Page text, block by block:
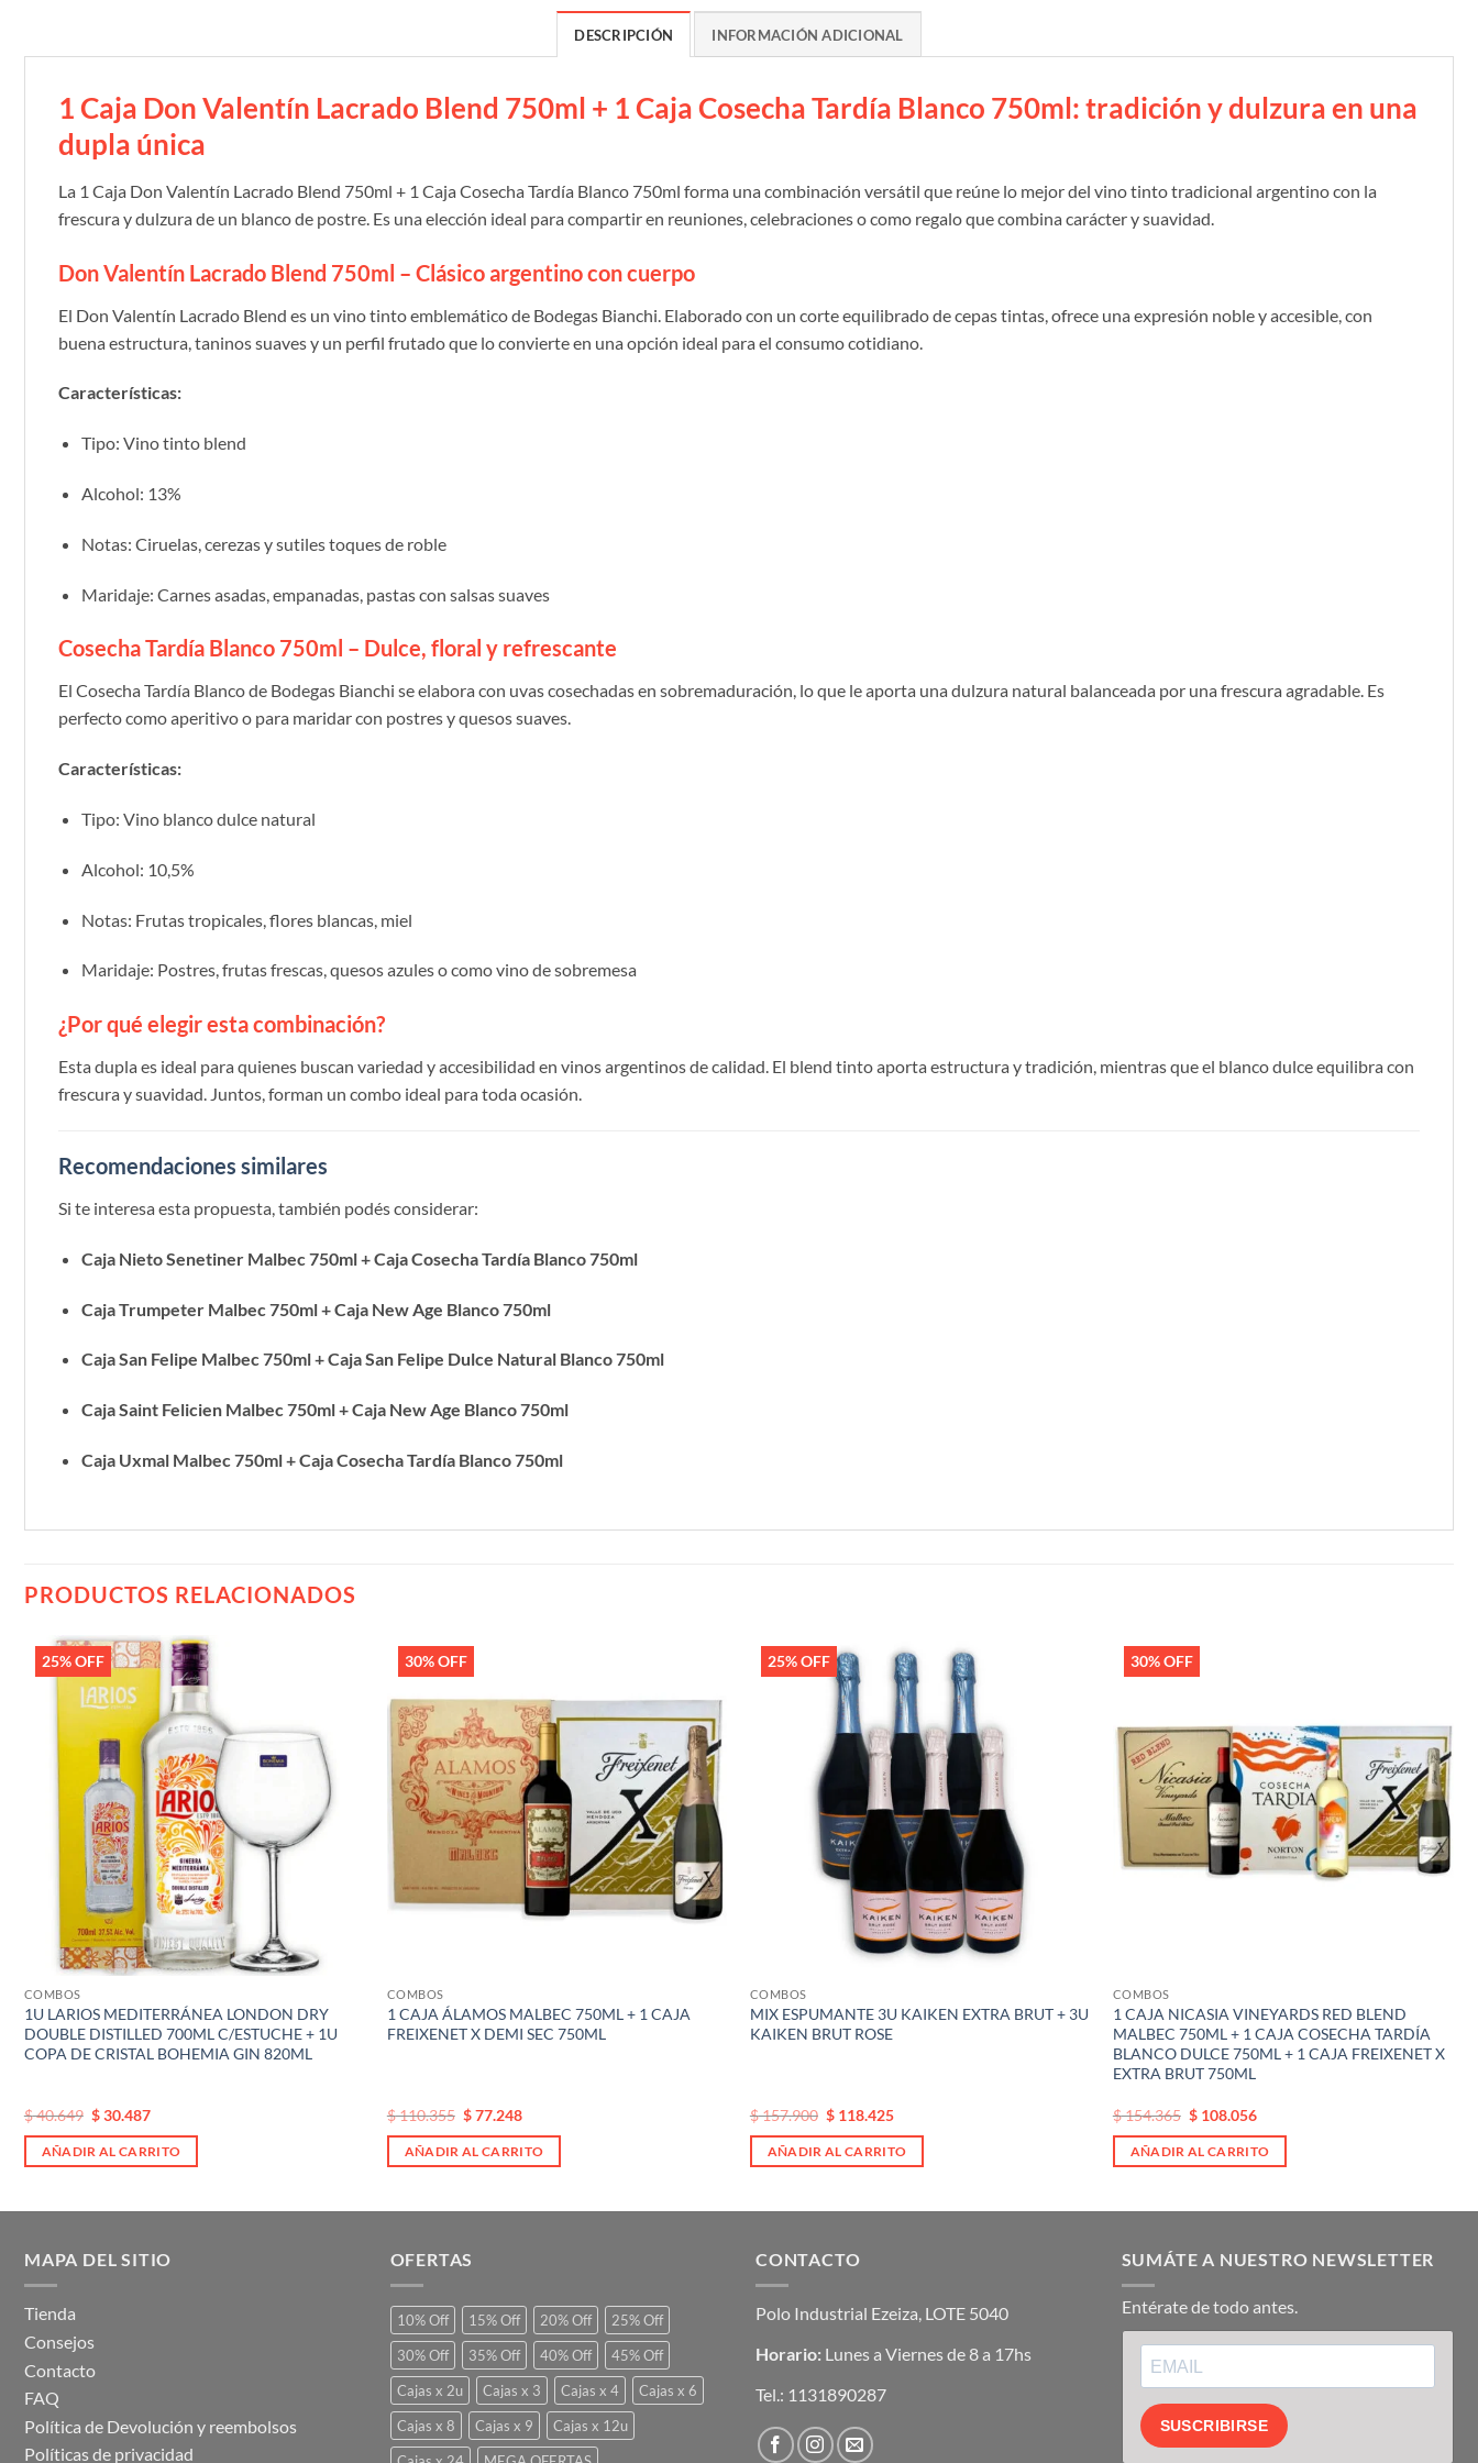
DESCRIPCIÓN INFORMACIÓN ADICIONAL
1 Caja Don Valentín Lacrado Blend 750ml + 1 Caja Cosecha Tardía Blanco 750ml: tradición y dulzura en una
dupla única
La 1 Caja Don Valentín Lacrado Blend 750ml + 1 Caja Cosecha Tardía Blanco 750ml forma una combinación versátil que reúne lo mejor del vino tinto tradicional argentino con la
frescura y dulzura de un blanco de postre. Es una elección ideal para compartir en reuniones, celebraciones o como regalo que combina carácter y suavidad.
Don Valentín Lacrado Blend 750ml – Clásico argentino con cuerpo
El Don Valentín Lacrado Blend es un vino tinto emblemático de Bodegas Bianchi. Elaborado con un corte equilibrado de cepas tintas, ofrece una expresión noble y accesible, con
buena estructura, taninos suaves y un perfil frutado que lo convierte en una opción ideal para el consumo cotidiano.
Características:
Tipo: Vino tinto blend
Alcohol: 13%
Notas: Ciruelas, cerezas y sutiles toques de roble
Maridaje: Carnes asadas, empanadas, pastas con salsas suaves
Cosecha Tardía Blanco 750ml – Dulce, floral y refrescante
El Cosecha Tardía Blanco de Bodegas Bianchi se elabora con uvas cosechadas en sobremaduración, lo que le aporta una dulzura natural balanceada por una frescura agradable. Es
perfecto como aperitivo o para maridar con postres y quesos suaves.
Características:
Tipo: Vino blanco dulce natural
Alcohol: 10,5%
Notas: Frutas tropicales, flores blancas, miel
Maridaje: Postres, frutas frescas, quesos azules o como vino de sobremesa
¿Por qué elegir esta combinación?
Esta dupla es ideal para quienes buscan variedad y accesibilidad en vinos argentinos de calidad. El blend tinto aporta estructura y tradición, mientras que el blanco dulce equilibra con
frescura y suavidad. Juntos, forman un combo ideal para toda ocasión.
Recomendaciones similares
Si te interesa esta propuesta, también podés considerar:
Caja Nieto Senetiner Malbec 750ml + Caja Cosecha Tardía Blanco 750ml
Caja Trumpeter Malbec 750ml + Caja New Age Blanco 750ml
Caja San Felipe Malbec 750ml + Caja San Felipe Dulce Natural Blanco 750ml
Caja Saint Felicien Malbec 750ml + Caja New Age Blanco 750ml
Caja Uxmal Malbec 750ml + Caja Cosecha Tardía Blanco 750ml
PRODUCTOS RELACIONADOS
25% OFF
deseos
COMBOS
1U LARIOS MEDITERRÁNEA LONDON DRY
DOUBLE DISTILLED 700ML C/ESTUCHE + 1U
COPA DE CRISTAL BOHEMIA GIN 820ML
El
precio
original
era:
$40.649 El
actual
es:
$30.487
AÑADIR AL CARRITO
30% OFF
lista de
deseos
COMBOS
1 CAJA ÁLAMOS MALBEC 750ML + 1 CAJA
FREIXENET X DEMI SEC 750ML
El
precio
original
era:
$110.355 El
actual
es:
$77.248
AÑADIR AL CARRITO
25% OFF
COMBOS
MIX ESPUMANTE 3U KAIKEN EXTRA BRUT + 3U
KAIKEN BRUT ROSE
El
precio
original
era:
$157.900 El
actual
es:
$ 118.425
AÑADIR AL CARRITO
30% OFF
lista de
deseos
COMBOS
1 CAJA NICASIA VINEYARDS RED BLEND
MALBEC 750ML + 1 CAJA COSECHA TARDÍA
BLANCO DULCE 750ML + 1 CAJA FREIXENET X
EXTRA BRUT 750ML
El
precio
original
era:
$154.365 El
actual
es:
$ 108.056
AÑADIR AL CARRITO
MAPA DEL SITIO
Tienda
Consejos
Contacto
FAQ
Política de Devolución y reembolsos
Políticas de privacidad
OFERTAS
10% Off 15% Off 20% Off
25% Off
30% Off
35% Off 40% Off
45% Off
Cajas x 2u
Cajas x 3 Cajas x 4
Cajas x 6
Cajas x 8
Cajas x 9
Cajas x 12u
CONTACTO
Polo Industrial Ezeiza, LOTE 5040
Horario: Lunes a Viernes de 8 a 17hs
Tel.: 1131890287
SUMÁTE A NUESTRO NEWSLETTER
Entérate de todo antes.
SUSCRIBIRSE